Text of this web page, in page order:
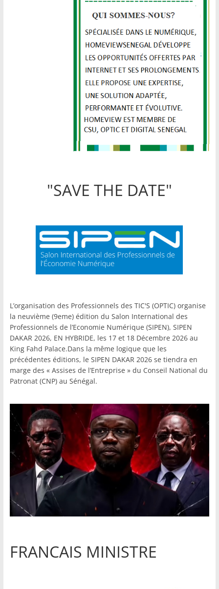
"SAVE THE DATE"
L’organisation des Professionnels des TIC'S (OPTIC) organise
la neuvième (9eme) édition du Salon International des
Professionnels de l’Economie Numérique (SIPEN), SIPEN
DAKAR 2026, EN HYBRIDE, les 17 et 18 Décembre 2026 au
King Fahd Palace.Dans la même logique que les
précédentes éditions, le SIPEN DAKAR 2026 se tiendra en
marge des « Assises de l’Entreprise » du Conseil National du
Patronat (CNP) au Sénégal.
FRANCAIS MINISTRE